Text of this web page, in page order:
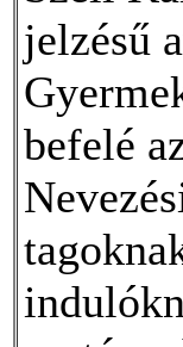
jelzésű
befelé